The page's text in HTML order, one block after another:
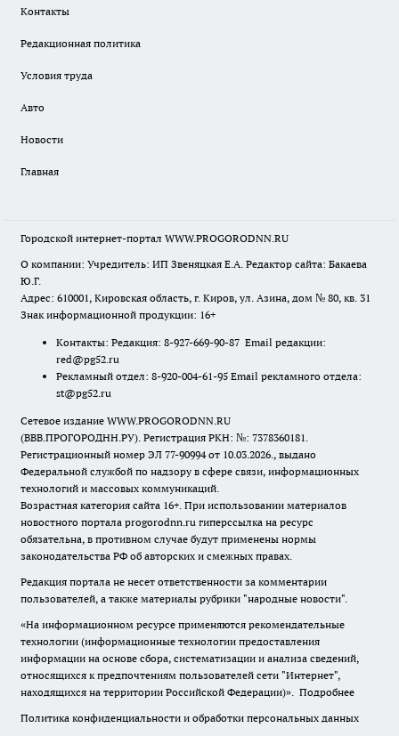
Контакты
Редакционная политика
Условия труда
Авто
Новости
Главная
Городской интернет-портал WWW.PROGORODNN.RU
О компании: Учредитель: ИП Звеняцкая Е.А. Редактор сайта: Бакаева
Ю.Г.
Адрес: 610001, Кировская область, г. Киров, ул. Азина, дом № 80, кв. 31
Знак информационной продукции: 16+
Контакты: Редакция: 8-927-669-90-87 Email редакции:
red@pg52.ru
Рекламный отдел: 8-920-004-61-95 Email рекламного отдела:
st@pg52.ru
Сетевое издание WWW.PROGORODNN.RU
(ВВВ.ПРОГОРОДНН.РУ). Регистрация РКН: №: 7378360181.
Регистрационный номер ЭЛ 77-90994 от 10.03.2026., выдано
Федеральной службой по надзору в сфере связи, информационных
технологий и массовых коммуникаций.
Возрастная категория сайта 16+. При использовании материалов
новостного портала progorodnn.ru гиперссылка на ресурс
обязательна, в противном случае будут применены нормы
законодательства РФ об авторских и смежных правах.
Редакция портала не несет ответственности за комментарии
пользователей, а также материалы рубрики "народные новости".
«На информационном ресурсе применяются рекомендательные
технологии (информационные технологии предоставления
информации на основе сбора, систематизации и анализа сведений,
относящихся к предпочтениям пользователей сети "Интернет",
находящихся на территории Российской Федерации)». Подробнее
Политика конфиденциальности и обработки персональных данных